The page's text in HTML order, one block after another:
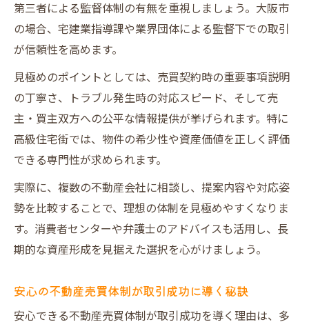
第三者による監督体制の有無を重視しましょう。大阪市
の場合、宅建業指導課や業界団体による監督下での取引
が信頼性を高めます。
見極めのポイントとしては、売買契約時の重要事項説明
の丁寧さ、トラブル発生時の対応スピード、そして売
主・買主双方への公平な情報提供が挙げられます。特に
高級住宅街では、物件の希少性や資産価値を正しく評価
できる専門性が求められます。
実際に、複数の不動産会社に相談し、提案内容や対応姿
勢を比較することで、理想の体制を見極めやすくなりま
す。消費者センターや弁護士のアドバイスも活用し、長
期的な資産形成を見据えた選択を心がけましょう。
安心の不動産売買体制が取引成功に導く秘訣
安心できる不動産売買体制が取引成功を導く理由は、多